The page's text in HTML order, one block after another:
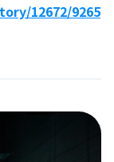
12672/9265